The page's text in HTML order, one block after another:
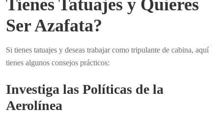
Tienes Tatuajes y Quieres
Ser Azafata?
Si tienes tatuajes y deseas trabajar como tripulante de cabina, aquí
tienes algunos consejos prácticos:
Investiga las Políticas de la
Aerolínea